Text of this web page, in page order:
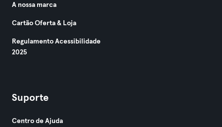
A nossa marca
Cartão Oferta & Loja
Regulamento Acessibilidade
2025
Suporte
Centro de Ajuda